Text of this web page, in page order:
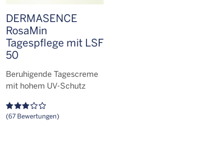
DERMASENCE
RosaMin
Tagespflege mit LSF
50
Beruhigende Tagescreme
mit hohem UV-Schutz
(67 Bewertungen)